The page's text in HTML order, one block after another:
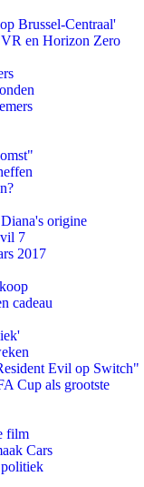
Brussel-Centraal'
en Horizon Zero
origine
7
2017
cadeau
Evil op Switch"
Cup als grootste
film
Cars
politiek